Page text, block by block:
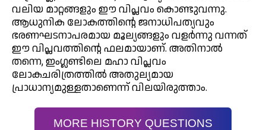
വലിയ മാറ്റങ്ങളും ഈ വിപ്ലവം കൊണ്ടുവന്നു.
ആധുനിക ലോകത്തിന്റെ ജനാധിപത്യവും
ഭരണഘടനാപരമായ മൂല്യങ്ങളും വളർന്നു വന്നത്
ഈ വിപ്ലവത്തിന്റെ ഫലമായാണ്. അതിനാൽ
തന്നെ, ഇംഗ്ലണ്ടിലെ മഹാ വിപ്ലവം
ലോകചരിത്രത്തിൽ അതുല്യമായ
പ്രാധാന്യമുള്ളതാണെന്ന് വിലയിരുത്താം.
MORE HISTORY QUESTIONS